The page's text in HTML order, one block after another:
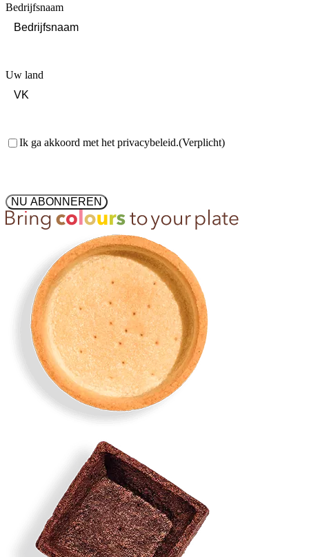
Bedrijfsnaam
Uw land
Toestemming(Verplicht)
Ik ga akkoord met het privacybeleid.(Verplicht)